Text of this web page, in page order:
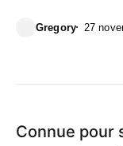
Gregory 27
Connue pour